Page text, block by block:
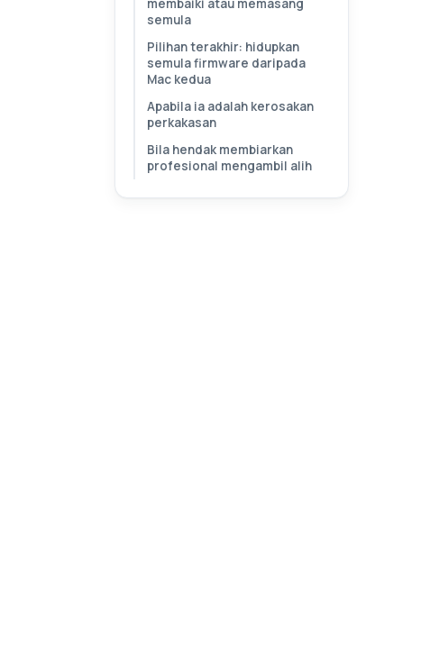
semula
Pilihan terakhir: hidupkan
semula firmware daripada
Mac kedua
Apabila ia adalah kerosakan
perkakasan
Bila hendak membiarkan
profesional mengambil alih